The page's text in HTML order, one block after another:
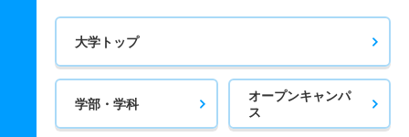
大学トップ
学部・学科
オープンキャンパ
ス